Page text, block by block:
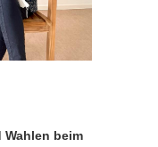
beim